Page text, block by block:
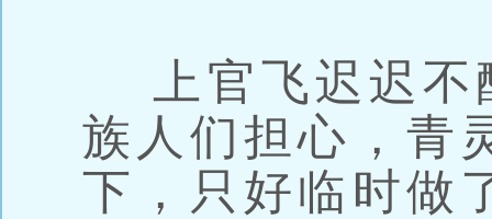
上官飞迟迟不
族人们担心，青
下，只好临时做